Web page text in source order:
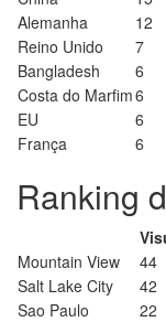
Alemanha
12
Reino Unido
7
Bangladesh
6
Costa do Marfim6
EU
6
França
6
Ranking
Mountain View
44
Salt Lake City
42
Sao Paulo
22